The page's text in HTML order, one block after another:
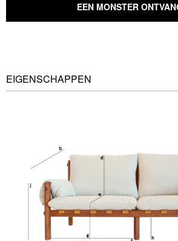
EEN MONSTER
EIGENSCHAPPEN